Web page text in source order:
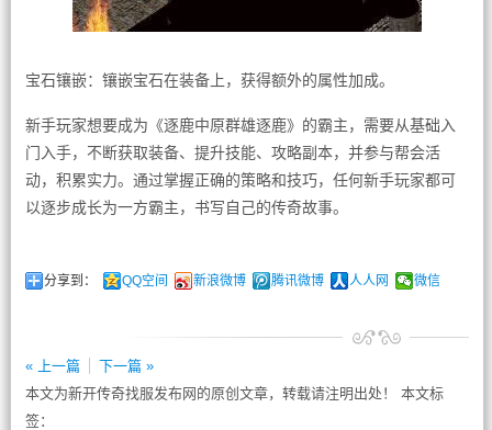
宝石镶嵌：镶嵌宝石在装备上，获得额外的属性加成。
新手玩家想要成为《逐鹿中原群雄逐鹿》的霸主，需要从基础入
门入手，不断获取装备、提升技能、攻略副本，并参与帮会活
动，积累实力。通过掌握正确的策略和技巧，任何新手玩家都可
以逐步成长为一方霸主，书写自己的传奇故事。
分享到： QQ空间 新浪微博 腾讯微博 人人网 微信
« 上一篇
下一篇 »
本文为新开传奇找服发布网的原创文章，转载请注明出处！ 本文标
签：